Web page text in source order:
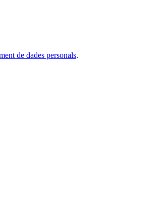
de dades personals.